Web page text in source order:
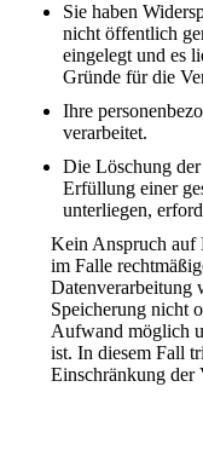
Sie haben
nicht öffentlich
eingelegt und es
Gründe für die
Ihre
verarbeitet.
Die Löschung
Erfüllung einer
unterliegen,
Kein Anspruch auf
im Falle
Datenverarbeitung
Speicherung nicht
Aufwand möglich
ist. In diesem Fall
Einschränkung der